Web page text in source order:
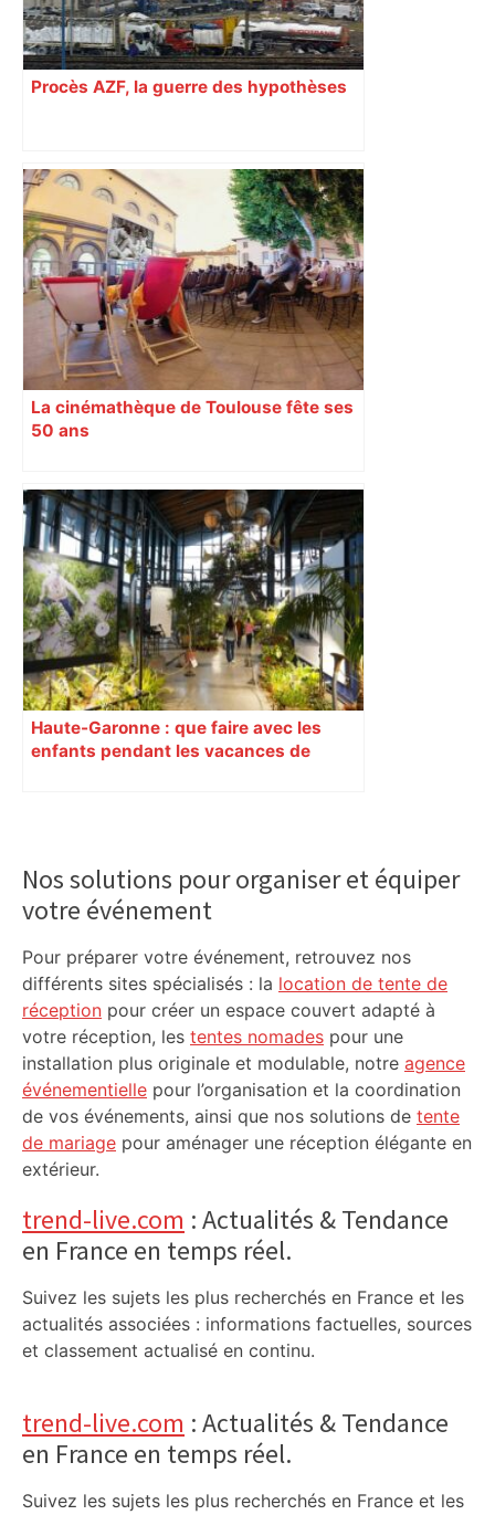
Procès AZF, la guerre des hypothèses
La cinémathèque de Toulouse fête ses
50 ans
Haute-Garonne : que faire avec les
enfants pendant les vacances de
Sidebar
Nos solutions pour organiser et équiper
votre événement
Pour préparer votre événement, retrouvez nos
différents sites spécialisés : la location de tente de
réception pour créer un espace couvert adapté à
votre réception, les tentes nomades pour une
installation plus originale et modulable, notre agence
événementielle pour l’organisation et la coordination
de vos événements, ainsi que nos solutions de tente
de mariage pour aménager une réception élégante en
extérieur.
trend-live.com : Actualités & Tendance
en France en temps réel.
Suivez les sujets les plus recherchés en France et les
actualités associées : informations factuelles, sources
et classement actualisé en continu.
trend-live.com : Actualités & Tendance
en France en temps réel.
Suivez les sujets les plus recherchés en France et les